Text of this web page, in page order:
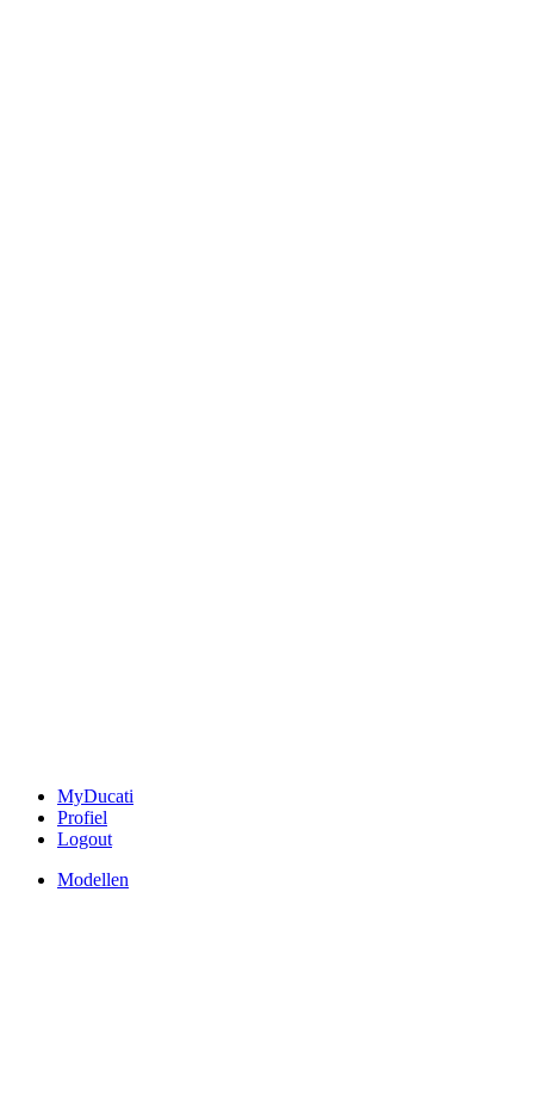
MyDucati
Profiel
Logout
Modellen